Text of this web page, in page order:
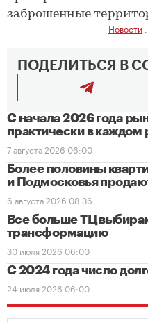
заброшенные
Новости
ПОДЕЛИТЬСЯ В
С начала 2026 года
практически в каждом
7 августа 2026 06:00
Более половины
и Подмосковья
6 августа 2026 08:36
Все больше ТЦ
трансформацию
30 июля 2026 06:00
С 2024 года число
24 июля 2026 06:00